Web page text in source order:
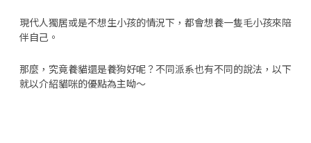
現代人獨居或是不想生小孩的情況下，都會想養一隻毛小孩來陪
伴自己。
那麼，究竟養貓還是養狗好呢？不同派系也有不同的說法，以下
就以介紹貓咪的優點為主呦～